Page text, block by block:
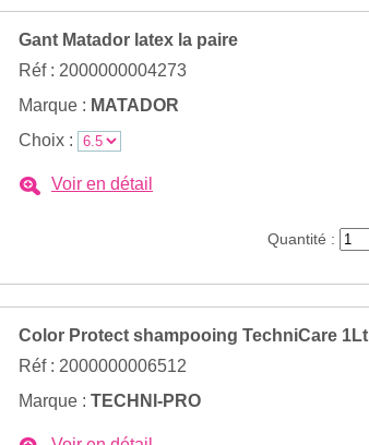
Gant Matador latex la paire
Réf : 2000000004273
Marque : MATADOR
Choix :
Voir en détail
Quantité :
Color Protect shampooing TechniCare 1Lt
Réf : 2000000006512
Marque : TECHNI-PRO